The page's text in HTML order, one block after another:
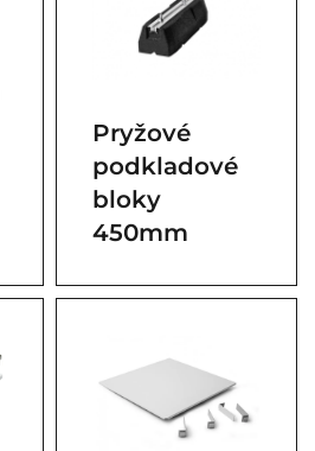
Pryžové
podkladové
bloky
450mm